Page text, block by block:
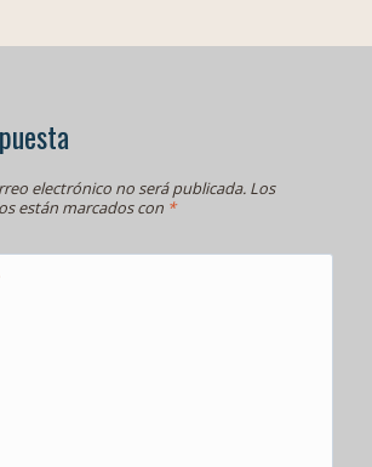
electrónico no será publicada. Los
están marcados con *